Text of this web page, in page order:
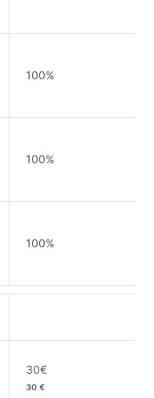
100%
100%
100%
30€
30 €